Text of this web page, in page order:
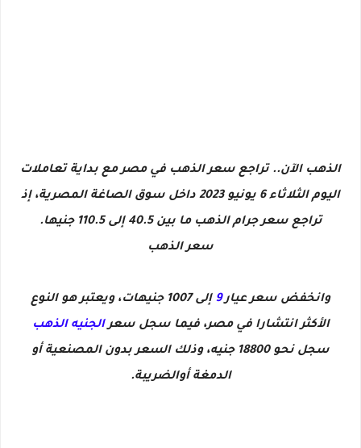
الذهب الآن.. تراجع سعر الذهب في مصر مع بداية تعاملات
اليوم الثلاثاء 6 يونيو 2023 داخل سوق الصاغة المصرية، إذ
تراجع سعر جرام الذهب ما بين 40.5 إلى 110.5 جنيها.
سعر الذهب
وانخفض سعر عيار9
إلى 1007 جنيهات، ويعتبر هو النوع
الأكثر انتشارا في مصر، فيما سجل سعرالجنيه الذهب
سجل نحو 18800 جنيه، وذلك السعر بدون المصنعية أو
الدمغة أوالضريبة.